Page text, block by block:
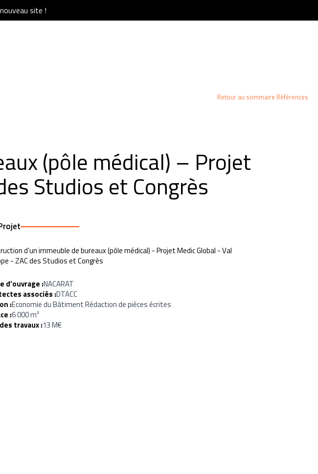
site !
site !
Retour au sommaire Références
(pôle médical) – Projet
Studios et Congrès
d’un immeuble de bureaux (pôle médical) - Projet Medic Global - Val
- ZAC des Studios et Congrès
d’ouvrage :NACARAT
associés :DTACC
:Economie du Bâtiment Rédaction de pièces écrites
:6 000 m²
travaux :13 M€